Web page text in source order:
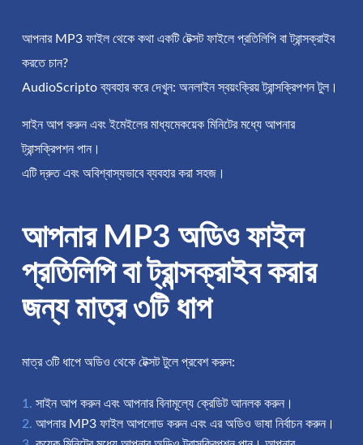
আপনার MP3 ফাইল থেকে কথা একটি টেক্সট ফাইলে প্রতিলিপি বা ট্রান্সক্রাইব
করতে চান?
AudioScripto ব্যবহার করে দেখুন: অনলাইন স্বয়ংক্রিয় ট্রান্সক্রিপশন টুল।
সাইন আপ করুন এবং ইমেইলের মাধ্যমেকয়েক মিনিটের মধ্যে আপনার
ট্রান্সক্রিপশন পান।
এটি দ্রুত এবং অবিশ্বাস্যভাবে ব্যবহার করা সহজ।
আপনার MP3 অডিও ফাইল
প্রতিলিপি বা ট্রান্সক্রাইব করার
জন্য মাত্র ৩টি ধাপ
মাত্র ৩টি ধাপে অডিও থেকে টেক্সট টুলে প্রবেশ করুন:
সাইন আপ করুন এবং আপনার বিনামূল্যে ক্রেডিট আনলক করুন।
আপনার MP3 ফাইল আপলোড করুন এবং এর অডিও ভাষা নির্বাচন করুন।